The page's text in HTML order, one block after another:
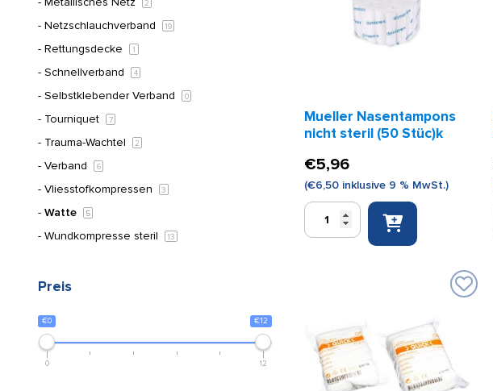
2
Netzschlauchverband 19
Rettungsdecke 1
Schnellverband 4
Selbstklebender Verband 0
Tourniquet 7
Trauma-Wachtel 2
Verband 6
Vliesstofkompressen 3
Watte 5
Wundkompresse steril 13
Preis
€0 €12
0 12
Mueller Nasentampons
nicht steril (50 Stüc)k
€5,96
(€6,50 inklusive 9 % MwSt.)
Mueller
Nasentampons